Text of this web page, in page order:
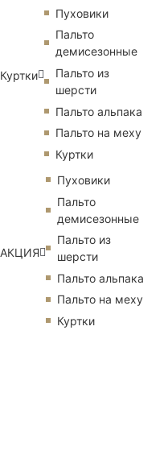
Куртки
Пуховики
Пальто
демисезонные
Пальто из
шерсти
Пальто альпака
Пальто на меху
Куртки
АКЦИЯ
Пуховики
Пальто
демисезонные
Пальто из
шерсти
Пальто альпака
Пальто на меху
Куртки